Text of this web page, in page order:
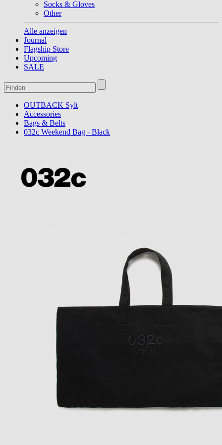
Socks & Gloves
Other
Alle anzeigen
Journal
Flagship Store
Upcoming
SALE
OUTBACK Sylt
Accessories
Bags & Belts
032c Weekend Bag - Black